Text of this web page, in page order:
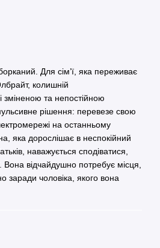
Для сім’ї, яка переживає
колишній
зміненою та непостійною
рішення: перевезе свою
на останньому
яка дорослішає в неспокійний
наважується сподіватися,
відчайдушно потребує місця,
заради чоловіка, якого вона